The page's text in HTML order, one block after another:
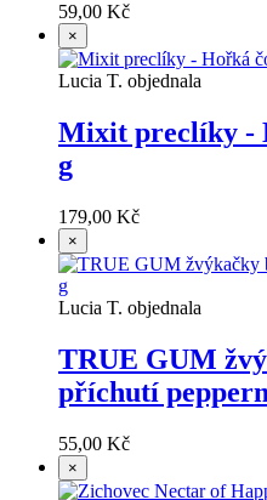
59,00 Kč
×
Lucia T. objednala
Mixit preclíky -
g
179,00 Kč
×
Lucia T. objednala
TRUE GUM
příchutí
55,00 Kč
×